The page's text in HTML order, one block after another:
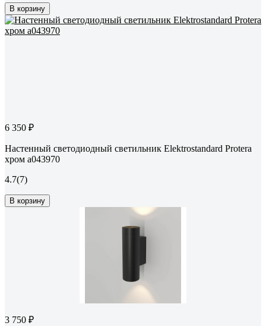
В корзину
6 350 ₽
Настенный светодиодный светильник Elektrostandard Protera
хром a043970
4.7(7)
В корзину
3 750 ₽